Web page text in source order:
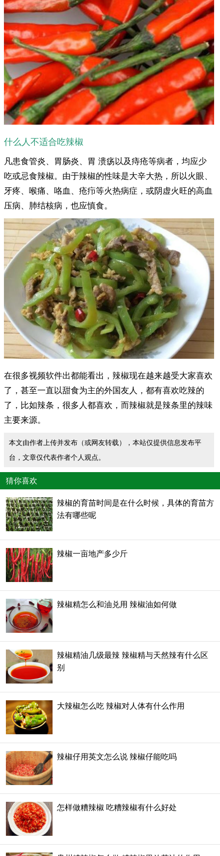
什么人不适合吃辣椒
凡患食管炎、胃肠炎、胃 溃疡以及痔疮等病者，均应少
吃或忌食辣椒。由于辣椒的性味是大辛大热，所以火眼、
牙疼、喉痛、咯血、疮疖等火热病症，或阴虚火旺的高血
压病、肺结核病，也应慎食。
在很多视频软件出都能看出，辣椒现在越来越受大家喜欢
了，甚至一直以甜食为主的外国友人，都有喜欢吃辣的
了，比如辣条，很多人都喜欢，而辣椒就是辣条里的辣味
主要来源。
本文由作者上传并发布（或网友转载），本站仅提供信息发布平
台，文章仅代表作者个人观点。
猜你喜欢
辣椒的育苗时间是在什么时候，具体的育苗方
法有哪些呢
辣椒一亩地产多少斤
辣椒精怎么和油兑用 辣椒油如何做
辣椒精油几级最辣 辣椒精与天然辣有什么区
别
大辣椒怎么吃 辣椒对人体有什么作用
辣椒仔用英文怎么说 辣椒仔能吃吗
怎样做糟辣椒 吃糟辣椒有什么好处